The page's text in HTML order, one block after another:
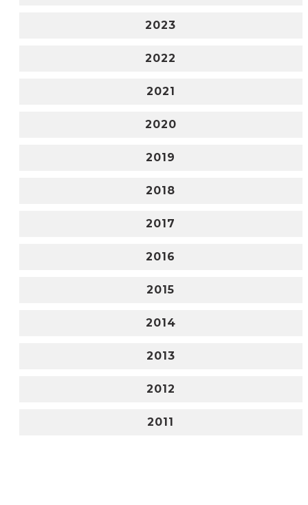
2023
2022
2021
2020
2019
2018
2017
2016
2015
2014
2013
2012
2011